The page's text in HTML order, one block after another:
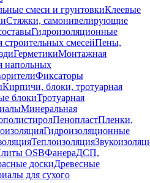
смеси и грунтовкиКлеевые
Стяжки, самонивелирующие
Гидроизоляционные
строительных смесейПены,
ГерметикиМонтажная
напольных
Фиксаторы
Кирпичи, блоки, тротуарная
блокиТротуарная
Минеральная
ПенопластПленки,
Гидроизоляционные
Теплоизоляция
OSBФанераДСП,
доскиДревесные
для сухого